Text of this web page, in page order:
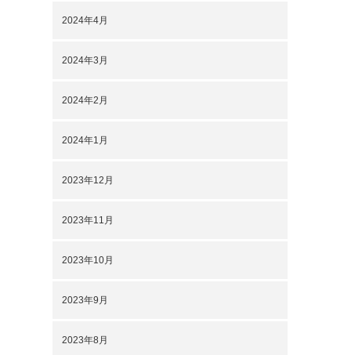
2024年4月
2024年3月
2024年2月
2024年1月
2023年12月
2023年11月
2023年10月
2023年9月
2023年8月